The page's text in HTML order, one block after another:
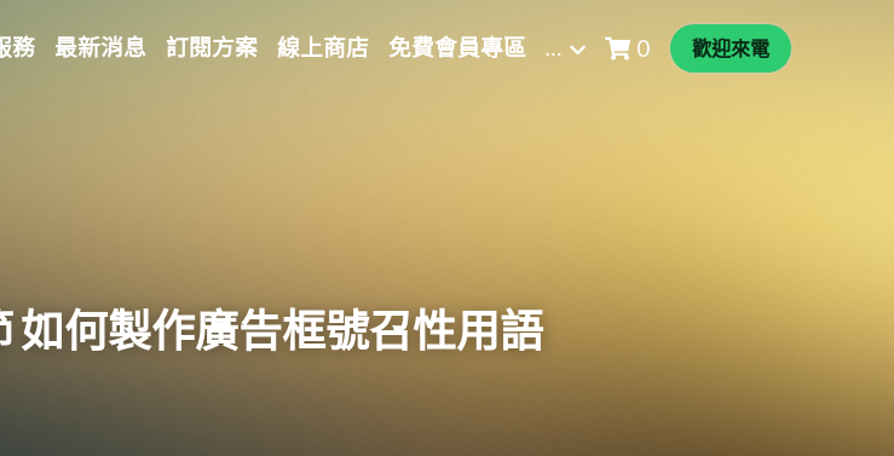
務 最新消息 訂閱方案 線上商店 免費會員專區 … 0 歡迎來電
如何製作廣告框號召性用語